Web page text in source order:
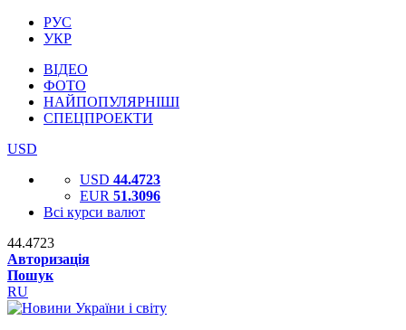
РУС
УКР
ВІДЕО
ФОТО
НАЙПОПУЛЯРНІШІ
СПЕЦПРОЕКТИ
USD
USD 44.4723
EUR 51.3096
Всі курси валют
44.4723
Авторизація
Пошук
RU